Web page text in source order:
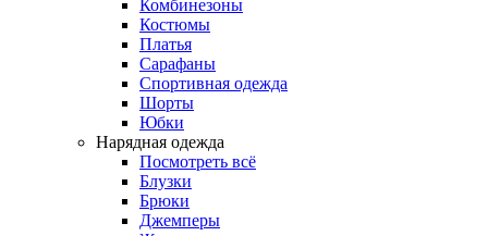
Комбинезоны
Костюмы
Платья
Сарафаны
Спортивная одежда
Шорты
Юбки
Нарядная одежда
Посмотреть всё
Блузки
Брюки
Джемперы